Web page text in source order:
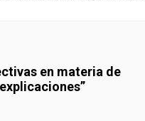
en materia de